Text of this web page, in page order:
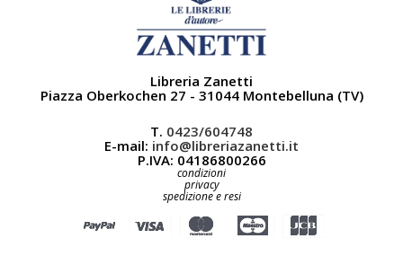
Libreria Zanetti
Piazza Oberkochen 27 - 31044 Montebelluna (TV)
T. 0423/604748
E-mail: info@libreriazanetti.it
P.IVA: 04186800266
condizioni
privacy
spedizione e resi